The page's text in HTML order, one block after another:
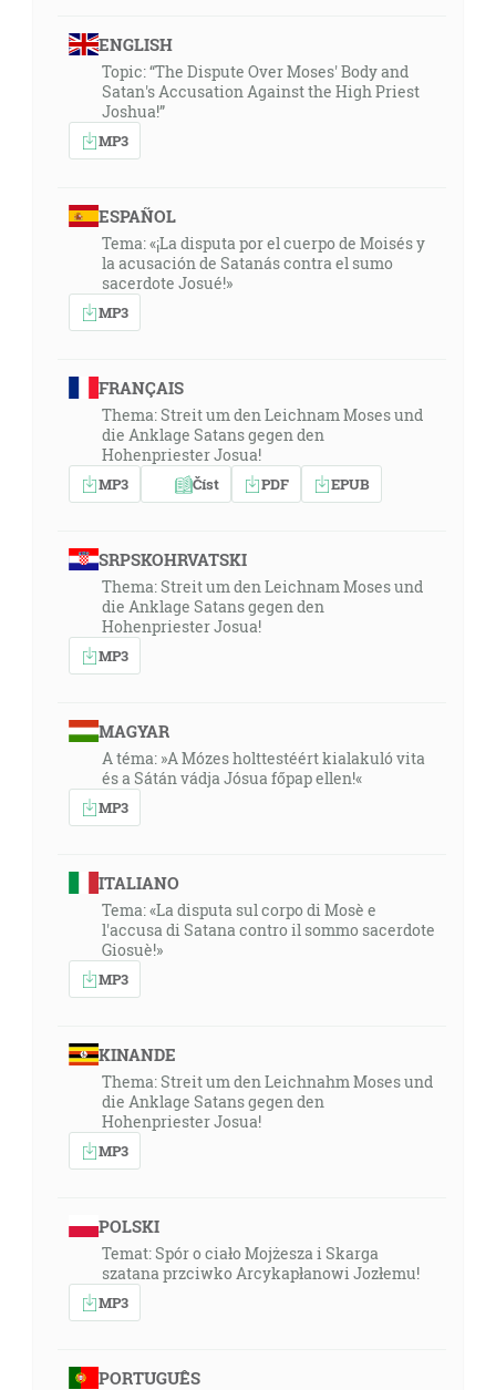
ENGLISH
Topic: “The Dispute Over Moses' Body and
Satan's Accusation Against the High Priest
Joshua!”
MP3
ESPAÑOL
Tema: «¡La disputa por el cuerpo de Moisés y
la acusación de Satanás contra el sumo
sacerdote Josué!»
MP3
FRANÇAIS
Thema: Streit um den Leichnam Moses und
die Anklage Satans gegen den
Hohenpriester Josua!
MP3 Číst PDF EPUB
SRPSKOHRVATSKI
Thema: Streit um den Leichnam Moses und
die Anklage Satans gegen den
Hohenpriester Josua!
MP3
MAGYAR
A téma: »A Mózes holttestéért kialakuló vita
és a Sátán vádja Jósua főpap ellen!«
MP3
ITALIANO
Tema: «La disputa sul corpo di Mosè e
l'accusa di Satana contro il sommo sacerdote
Giosuè!»
MP3
KINANDE
Thema: Streit um den Leichnahm Moses und
die Anklage Satans gegen den
Hohenpriester Josua!
MP3
POLSKI
Temat: Spór o ciało Mojżesza i Skarga
szatana przciwko Arcykapłanowi Jozłemu!
MP3
PORTUGUÊS